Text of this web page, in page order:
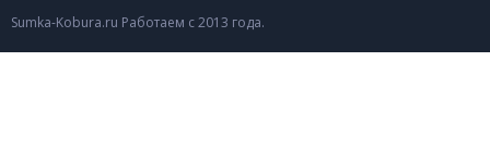
Sumka-Kobura.ru Работаем с 2013 года.